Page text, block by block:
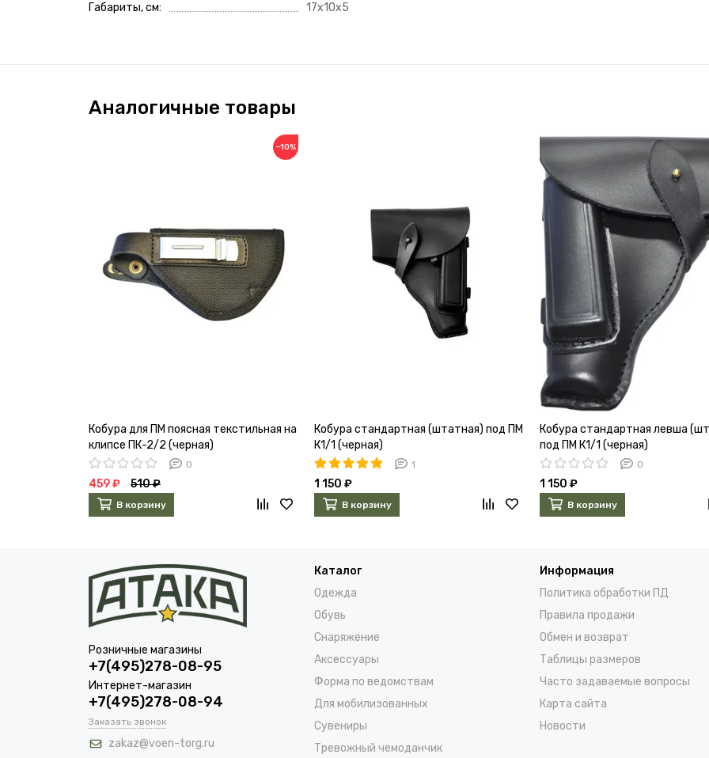
Габариты, см 17x10x5
Аналогичные товары
−10%
Кобура для ПМ поясная текстильная на
клипсе ПК-2/2 (черная)
0
459 ₽ 510 ₽
В корзину
Кобура стандартная (штатная) под ПМ
К1/1 (черная)
1
1 150 ₽
В корзину
Кобура стандартная левша
под ПМ К1/1 (черная)
0
1 150 ₽
В корзину
Розничные магазины
+7(495)278-08-95
Интернет-магазин
+7(495)278-08-94
Заказать звонок
zakaz@voen-torg.ru
Каталог
Одежда
Обувь
Снаряжение
Аксессуары
Форма по ведомствам
Для мобилизованных
Сувениры
Тревожный чемоданчик
Информация
Политика обработки ПД
Правила продажи
Обмен и возврат
Таблицы размеров
Часто задаваемые вопросы
Карта сайта
Новости